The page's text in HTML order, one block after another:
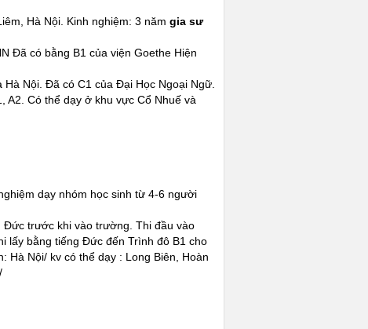
Hà Nội. Kinh nghiệm: 3 năm gia sư
Đã có bằng B1 của viện Goethe Hiện
Nội. Đã có C1 của Đại Học Ngoại Ngữ.
Có thể dạy ở khu vực Cổ Nhuế và
dạy nhóm học sinh từ 4-6 người
Đức trước khi vào trường. Thi đầu vào
lấy bằng tiếng Đức đến Trình đô B1 cho
Hà Nội/ kv có thể dạy : Long Biên, Hoàn